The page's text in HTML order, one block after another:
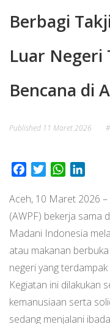
Berbagi
Luar Negeri
Bencana di
Published 11 Maret 2026 #
FacebookTwitterWhatsApp
Aceh, 10 Maret 2026
(AWPF) bekerja sama
Madani Indonesia
atau makanan
negeri yang
Kegiatan ini dilakukan
kemanusiaan serta
sedang menjalani